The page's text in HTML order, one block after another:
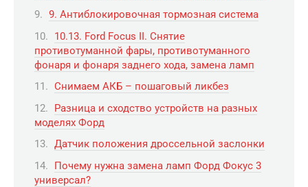
9. Антиблокировочная тормозная система
10.13. Ford Focus II. Снятие
противотуманной фары, противотуманного
фонаря и фонаря заднего хода, замена ламп
Снимаем АКБ – пошаговый ликбез
Разница и сходство устройств на разных
моделях Форд
Датчик положения дроссельной заслонки
Почему нужна замена ламп Форд Фокус 3
универсал?